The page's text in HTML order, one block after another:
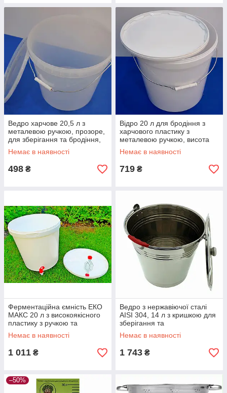
Ведро харчове 20,5 л з
металевою ручкою, прозоре,
для зберігання та бродіння,
високоякісний пластик,
Україна
Немає в наявності
498 ₴
Відро 20 л для бродіння з
харчового пластику з
металевою ручкою, висота
335 мм, діаметр 335 мм,
виробництво Польща
Немає в наявності
719 ₴
Ферментаційна ємність ЕКО
МАКС 20 л з високоякісного
пластику з ручкою та
гідрозатвором, Польща
Немає в наявності
1 011 ₴
Ведро з нержавіючої сталі
AISI 304, 14 л з кришкою для
зберігання та
транспортування рідин і
сумішей
Немає в наявності
1 743 ₴
–50%